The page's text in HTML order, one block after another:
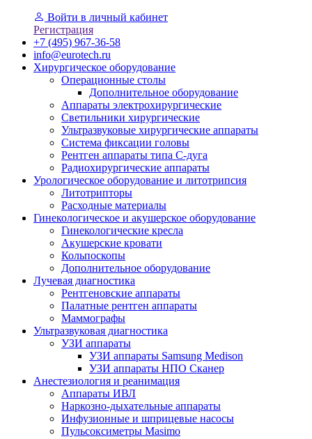
Войти в личный кабинет
Регистрация
+7 (495) 967-36-58
info@eurotech.ru
Хирургическое оборудование
Операционные столы
Дополнительное оборудование
Аппараты электрохирургические
Светильники хирургические
Ультразвуковые хирургические аппараты
Система фиксации головы
Рентген аппараты типа С-дуга
Радиохирургические аппараты
Урологическое оборудование и литотрипсия
Литотрипторы
Расходные материалы
Гинекологическое и акушерское оборудование
Гинекологические кресла
Акушерские кровати
Кольпоскопы
Дополнительное оборудование
Лучевая диагностика
Рентгеновские аппараты
Палатные рентген аппараты
Маммографы
Ультразвуковая диагностика
УЗИ аппараты
УЗИ аппараты Samsung Medison
УЗИ аппараты НПО Сканер
Анестезиология и реанимация
Аппараты ИВЛ
Наркозно-дыхательные аппараты
Инфузионные и шприцевые насосы
Пульсоксиметры Masimo